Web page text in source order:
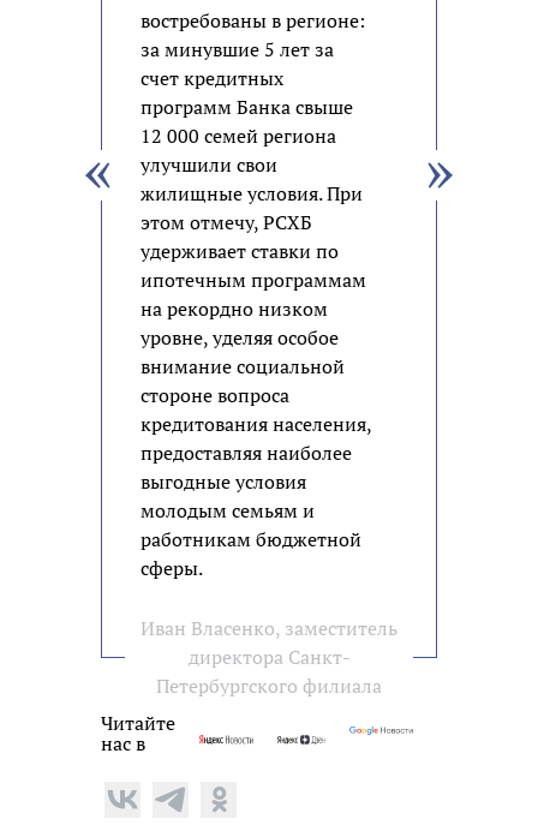
востребованы в регионе:
за минувшие 5 лет за
счет кредитных
программ Банка свыше
12 000 семей региона
улучшили свои
жилищные условия. При
этом отмечу, РСХБ
удерживает ставки по
ипотечным программам
на рекордно низком
уровне, уделяя особое
внимание социальной
стороне вопроса
кредитования населения,
предоставляя наиболее
выгодные условия
молодым семьям и
работникам бюджетной
сферы.
Иван Власенко, заместитель
директора Санкт-
Петербургского филиала
Читайте
нас в